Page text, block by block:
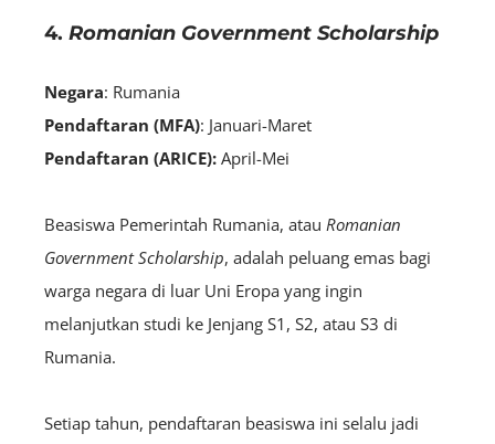
4. Romanian Government Scholarship
Negara: Rumania
Pendaftaran (MFA): Januari-Maret
Pendaftaran (ARICE): April-Mei
Beasiswa Pemerintah Rumania, atau Romanian
Government Scholarship, adalah peluang emas bagi
warga negara di luar Uni Eropa yang ingin
melanjutkan studi ke Jenjang S1, S2, atau S3 di
Rumania.
Setiap tahun, pendaftaran beasiswa ini selalu jadi